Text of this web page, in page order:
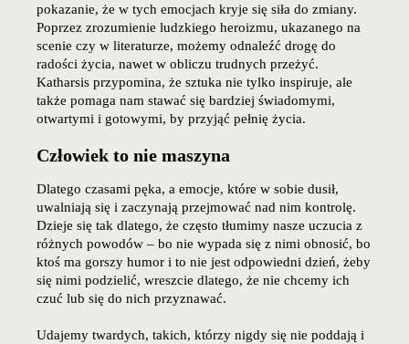
pokazanie, że w tych emocjach kryje się siła do zmiany.
Poprzez zrozumienie ludzkiego heroizmu, ukazanego na
scenie czy w literaturze, możemy odnaleźć drogę do
radości życia, nawet w obliczu trudnych przeżyć.
Katharsis przypomina, że sztuka nie tylko inspiruje, ale
także pomaga nam stawać się bardziej świadomymi,
otwartymi i gotowymi, by przyjąć pełnię życia.
Człowiek to nie maszyna
Dlatego czasami pęka, a emocje, które w sobie dusił,
uwalniają się i zaczynają przejmować nad nim kontrolę.
Dzieje się tak dlatego, że często tłumimy nasze uczucia z
różnych powodów – bo nie wypada się z nimi obnosić, bo
ktoś ma gorszy humor i to nie jest odpowiedni dzień, żeby
się nimi podzielić, wreszcie dlatego, że nie chcemy ich
czuć lub się do nich przyznawać.
Udajemy twardych, takich, którzy nigdy się nie poddają i